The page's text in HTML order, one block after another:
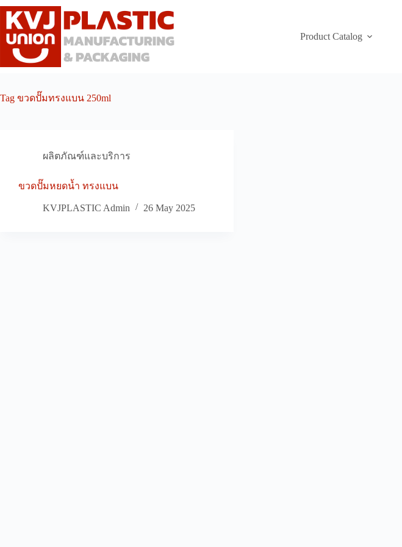
Skip
content
Product Catalog
Tag ขวดปั๊มทรงแบน 250ml
ผลิตภัณฑ์และบริการ
ขวดปั๊มหยดน้ำ ทรงแบน
KVJPLASTIC Admin 26 May 2025